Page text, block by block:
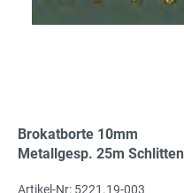
Brokatborte 10mm
Metallgesp. 25m Schlitten
Artikel-Nr: 5221.19-003